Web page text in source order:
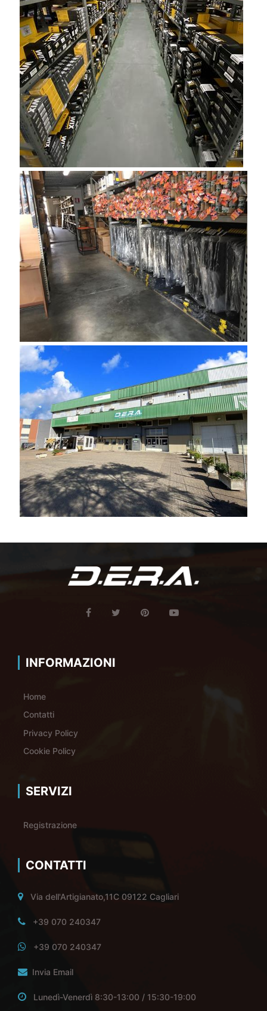
INFORMAZIONI
Home
Contatti
Privacy Policy
Cookie Policy
SERVIZI
Registrazione
CONTATTI
Via dell'Artigianato,11C 09122 Cagliari
+39 070 240347
+39 070 240347
Invia Email
Lunedì-Venerdì 8:30-13:00 / 15:30-19:00